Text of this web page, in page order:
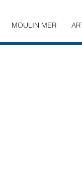
MOULIN MER